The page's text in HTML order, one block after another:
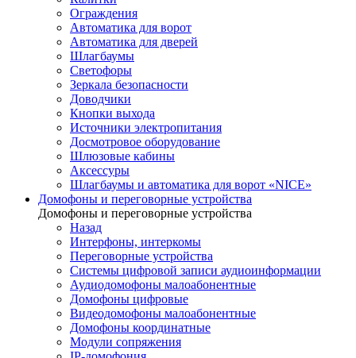
Ограждения
Автоматика для ворот
Автоматика для дверей
Шлагбаумы
Светофоры
Зеркала безопасности
Доводчики
Кнопки выхода
Источники электропитания
Досмотровое оборудование
Шлюзовые кабины
Аксессуры
Шлагбаумы и автоматика для ворот «NICE»
Домофоны и переговорные устройства
Домофоны и переговорные устройства
Назад
Интерфоны, интеркомы
Переговорные устройства
Системы цифровой записи аудиоинформации
Аудиодомофоны малоабонентные
Домофоны цифровые
Видеодомофоны малоабонентные
Домофоны координатные
Модули сопряжения